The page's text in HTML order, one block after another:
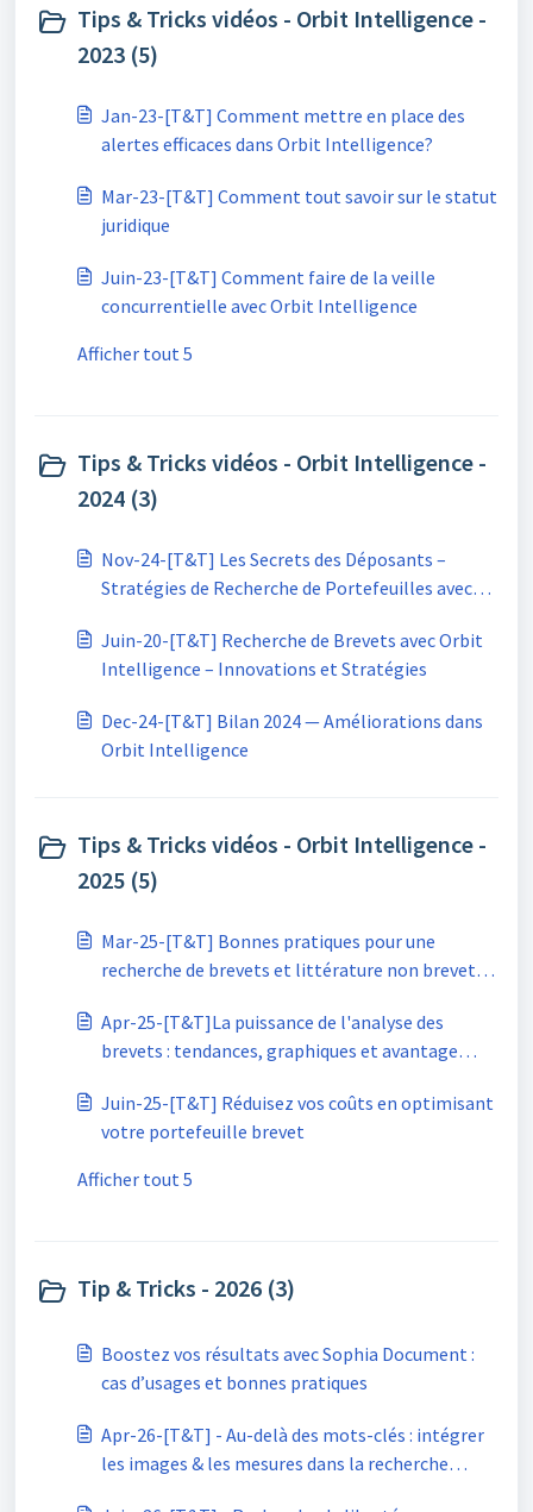
Tips & Tricks vidéos - Orbit Intelligence -
2023 (5)
Jan-23-[T&T] Comment mettre en place des
alertes efficaces dans Orbit Intelligence?
Mar-23-[T&T] Comment tout savoir sur le statut
juridique
Juin-23-[T&T] Comment faire de la veille
concurrentielle avec Orbit Intelligence
Afficher tout 5
Tips & Tricks vidéos - Orbit Intelligence -
2024 (3)
Nov-24-[T&T] Les Secrets des Déposants –
Stratégies de Recherche de Portefeuilles avec
Juin-20-[T&T] Recherche de Brevets avec Orbit
Intelligence – Innovations et Stratégies
Dec-24-[T&T] Bilan 2024 — Améliorations dans
Orbit Intelligence
Tips & Tricks vidéos - Orbit Intelligence -
2025 (5)
Mar-25-[T&T] Bonnes pratiques pour une
recherche de brevets et littérature non brevet
Apr-25-[T&T]La puissance de l'analyse des
brevets : tendances, graphiques et avantage
Juin-25-[T&T] Réduisez vos coûts en optimisant
votre portefeuille brevet
Afficher tout 5
Tip & Tricks - 2026 (3)
Boostez vos résultats avec Sophia Document :
cas d’usages et bonnes pratiques
Apr-26-[T&T] - Au-delà des mots-clés : intégrer
les images & les mesures dans la recherche